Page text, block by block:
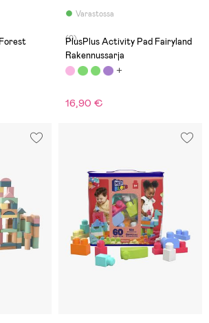
Varastossa
(0)
PlusPlus Activity Pad Fairyland
Rakennussarja
16,90 €